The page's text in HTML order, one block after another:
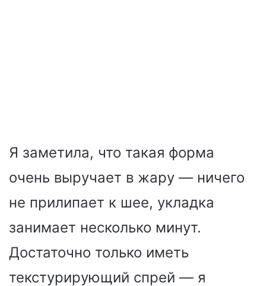
Я заметила, что такая форма
очень выручает в жару — ничего
не прилипает к шее, укладка
занимает несколько минут.
Достаточно только иметь
текстурирующий спрей — я